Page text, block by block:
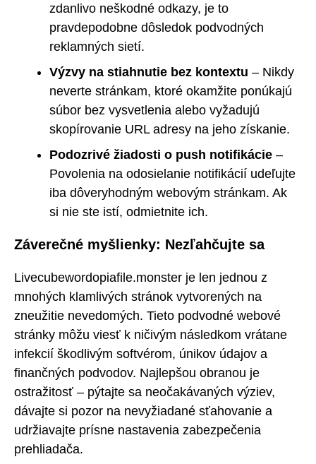
zdanlivo neškodné odkazy, je to
pravdepodobne dôsledok podvodných
reklamných sietí.
Výzvy na stiahnutie bez kontextu – Nikdy
neverte stránkam, ktoré okamžite ponúkajú
súbor bez vysvetlenia alebo vyžadujú
skopírovanie URL adresy na jeho získanie.
Podozrivé žiadosti o push notifikácie –
Povolenia na odosielanie notifikácií udeľujte
iba dôveryhodným webovým stránkam. Ak
si nie ste istí, odmietnite ich.
Záverečné myšlienky: Nezľahčujte sa
Livecubewordopiafile.monster je len jednou z
mnohých klamlivých stránok vytvorených na
zneužitie nevedomých. Tieto podvodné webové
stránky môžu viesť k ničivým následkom vrátane
infekcií škodlivým softvérom, únikov údajov a
finančných podvodov. Najlepšou obranou je
ostražitosť – pýtajte sa neočakávaných výziev,
dávajte si pozor na nevyžiadané sťahovanie a
udržiavajte prísne nastavenia zabezpečenia
prehliadača.